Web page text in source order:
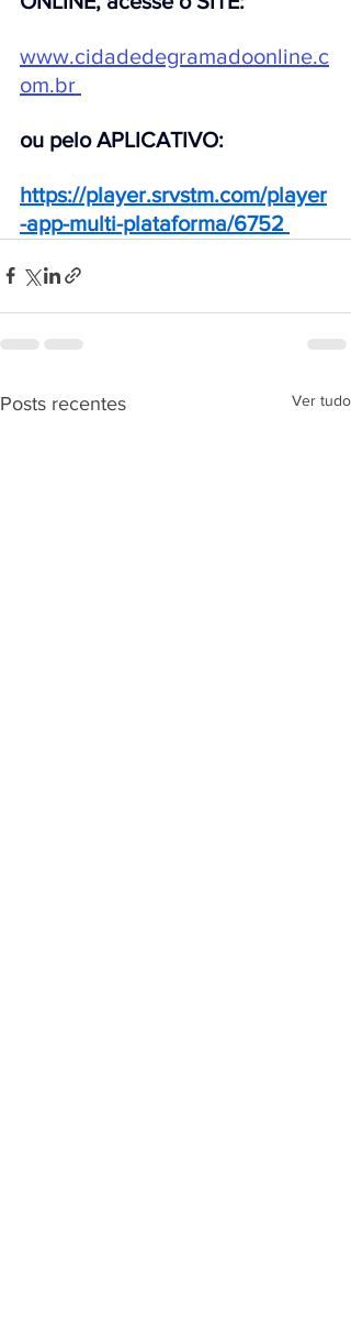
www.cidadedegramadoonline.c
om.br
ou pelo APLICATIVO:
https://player.srvstm.com/player
-app-multi-plataforma/6752
Posts recentes Ver tudo